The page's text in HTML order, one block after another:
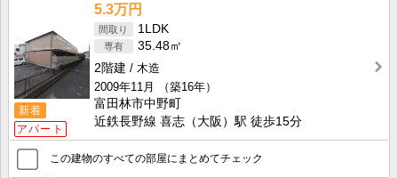
新着
アパート
5.3万円
1LDK
35.48㎡
2階建
木造
2009年11月
（築16年）
富田林市中野町
近鉄長野線 喜志（大阪）駅 徒歩15分
この建物のすべての部屋にまとめてチェック